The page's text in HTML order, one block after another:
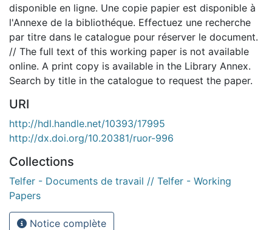
disponible en ligne. Une copie papier est disponible à
l'Annexe de la bibliothéque. Effectuez une recherche
par titre dans le catalogue pour réserver le document.
// The full text of this working paper is not available
online. A print copy is available in the Library Annex.
Search by title in the catalogue to request the paper.
URI
http://hdl.handle.net/10393/17995
http://dx.doi.org/10.20381/ruor-996
Collections
Telfer - Documents de travail // Telfer - Working
Papers
Notice complète